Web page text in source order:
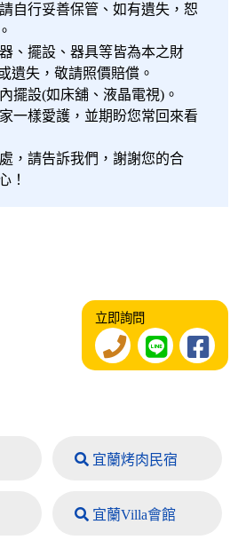
自行妥善保管、如有遺失，恕
、擺設、器具等皆為本之財
遺失，敬請照價賠償。
擺設(如床舖、液晶電視)。
一樣愛護，並期盼您常回來看
，請告訴我們，謝謝您的合
！
立即詢問
宜蘭烤肉民宿
宜蘭Villa會館